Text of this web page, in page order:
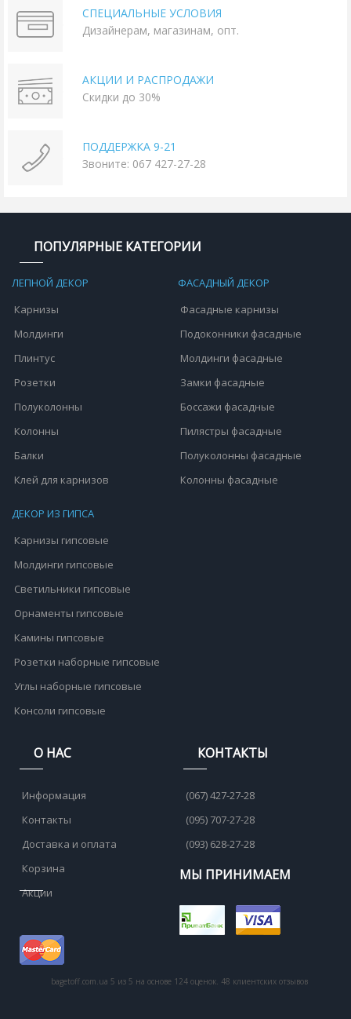
СПЕЦИАЛЬНЫЕ УСЛОВИЯ
Дизайнерам, магазинам, опт.
АКЦИИ И РАСПРОДАЖИ
Скидки до 30%
ПОДДЕРЖКА 9-21
Звоните: 067 427-27-28
ПОПУЛЯРНЫЕ КАТЕГОРИИ
ЛЕПНОЙ ДЕКОР
Карнизы
Молдинги
Плинтус
Розетки
Полуколонны
Колонны
Балки
Клей для карнизов
ФАСАДНЫЙ ДЕКОР
Фасадные карнизы
Подоконники фасадные
Молдинги фасадные
Замки фасадные
Боссажи фасадные
Пилястры фасадные
Полуколонны фасадные
Колонны фасадные
ДЕКОР ИЗ ГИПСА
Карнизы гипсовые
Молдинги гипсовые
Светильники гипсовые
Орнаменты гипсовые
Камины гипсовые
Розетки наборные гипсовые
Углы наборные гипсовые
Консоли гипсовые
О НАС
Информация
Контакты
Доставка и оплата
Корзина
Акции
КОНТАКТЫ
(067) 427-27-28
(095) 707-27-28
(093) 628-27-28
МЫ ПРИНИМАЕМ
bagetoff.com.ua 5 из 5 на основе 124 оценок. 48 клиентских отзывов